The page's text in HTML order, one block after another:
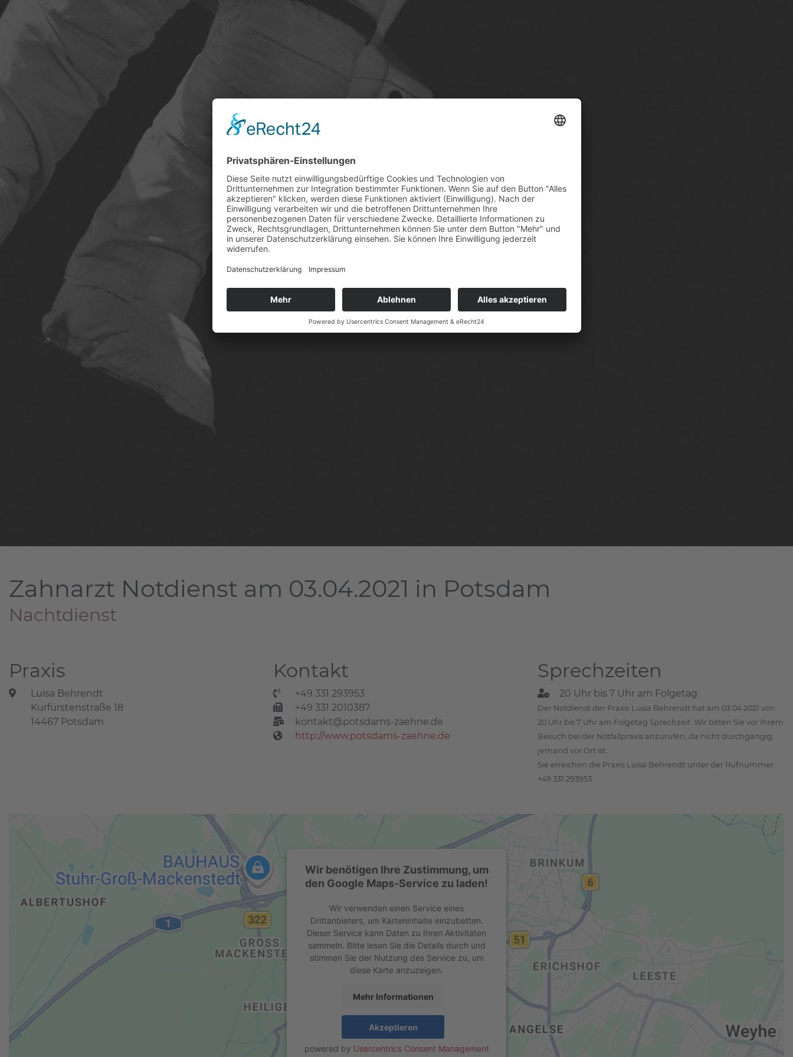
Zahnarzt Notdienst am 03.04.2021 in Potsdam
Nachtdienst
Praxis
Luisa Behrendt
Kurfürstenstraße 18
14467 Potsdam
Kontakt
+49 331 293953
+49 331 2010387
kontakt@potsdams-zaehne.de
http://www.potsdams-zaehne.de
Sprechzeiten
20 Uhr bis 7 Uhr am Folgetag
Der Notdienst der Praxis Luisa Behrendt hat am 03.04.2021 von
20 Uhr bis 7 Uhr am Folgetag Sprechzeit. Wir bitten Sie vor Ihrem
Besuch bei der Notfallpraxis anzurufen, da nicht durchgängig
jemand vor Ort ist.
Sie erreichen die Praxis Luisa Behrendt unter der Rufnummer:
+49 331 293953
Wir benötigen Ihre Zustimmung, um
den Google Maps-Service zu laden!
Wir verwenden einen Service eines
Drittanbieters, um Karteninhalte einzubetten.
Dieser Service kann Daten zu Ihren Aktivitäten
sammeln. Bitte lesen Sie die Details durch und
stimmen Sie der Nutzung des Service zu, um
diese Karte anzuzeigen.
Mehr Informationen
Akzeptieren
powered by Usercentrics Consent Management